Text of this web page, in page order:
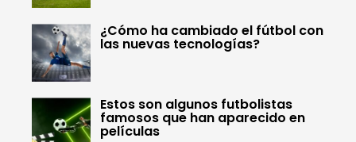
¿Cómo ha cambiado el fútbol con
las nuevas tecnologías?
Estos son algunos futbolistas
famosos que han aparecido en
películas